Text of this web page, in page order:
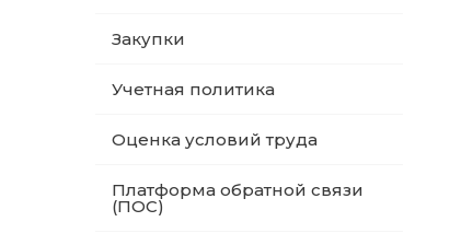
Закупки
Учетная политика
Оценка условий труда
Платформа обратной связи
(ПОС)